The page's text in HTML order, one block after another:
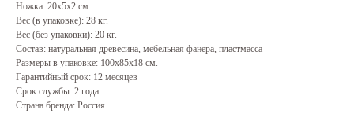
Ножка: 20х5x2 см.
Вес (в упаковке): 28 кг.
Вес (без упаковки): 20 кг.
Состав: натуральная древесина, мебельная фанера, пластмасса
Размеры в упаковке: 100х85х18 см.
Гарантийный срок: 12 месяцев
Срок службы: 2 года
Страна бренда: Россия.